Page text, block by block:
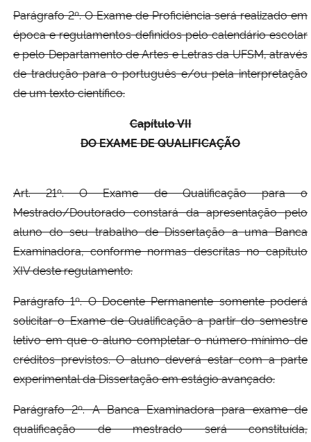
Parágrafo 2º. O Exame de Proficiência será realizado em
época e regulamentos definidos pelo calendário escolar
e pelo Departamento de Artes e Letras da UFSM, através
de tradução para o português e/ou pela interpretação
de um texto científico.
Capítulo VII
DO EXAME DE QUALIFICAÇÃO
Art. 21º. O Exame de Qualificação para o
Mestrado/Doutorado constará da apresentação pelo
aluno do seu trabalho de Dissertação a uma Banca
Examinadora, conforme normas descritas no capítulo
XIV deste regulamento.
Parágrafo 1º. O Docente Permanente somente poderá
solicitar o Exame de Qualificação a partir do semestre
letivo em que o aluno completar o número mínimo de
créditos previstos. O aluno deverá estar com a parte
experimental da Dissertação em estágio avançado.
Parágrafo 2º. A Banca Examinadora para exame de
qualificação de mestrado será constituída,